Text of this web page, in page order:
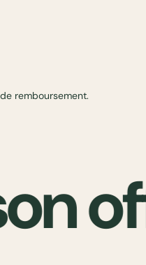
remboursement.